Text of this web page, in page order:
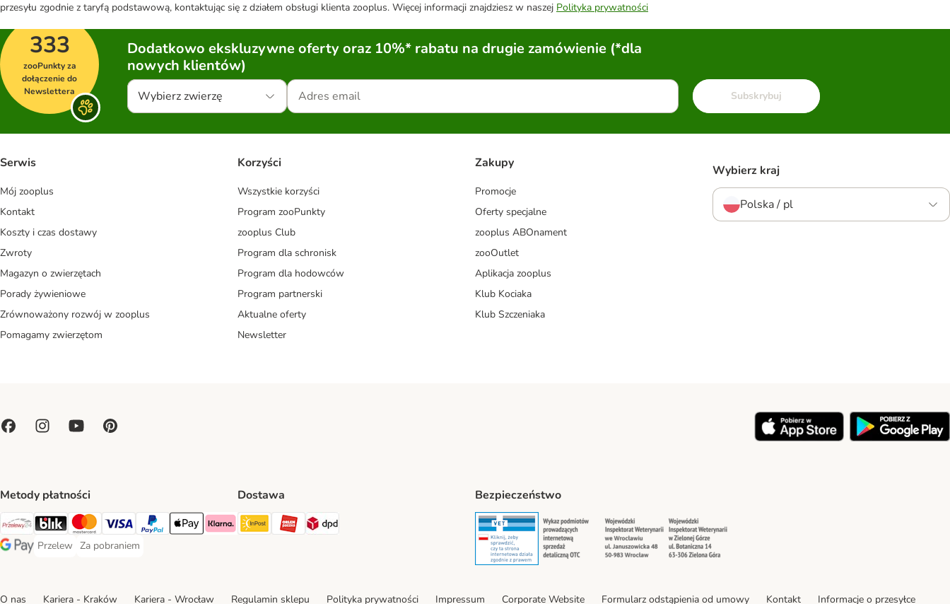
przesyłu zgodnie z taryfą podstawową, kontaktując się z działem obsługi klienta zooplus. Więcej informacji znajdziesz w naszej Polityka prywatności
333
zooPunkty za
dołączenie do
Newslettera
Dodatkowo ekskluzywne oferty oraz 10%* rabatu na drugie zamówienie (*dla
nowych klientów)
Wybierz zwierzę Subskrybuj
Serwis
Mój zooplus
Kontakt
Koszty i czas dostawy
Zwroty
Magazyn o zwierzętach
Porady żywieniowe
Zrównoważony rozwój w zooplus
Pomagamy zwierzętom
Korzyści
Wszystkie korzyści
Program zooPunkty
zooplus Club
Program dla schronisk
Program dla hodowców
Program partnerski
Aktualne oferty
Newsletter
Zakupy
Promocje
Oferty specjalne
zooplus ABOnament
zooOutlet
Aplikacja zooplus
Klub Kociaka
Klub Szczeniaka
Wybierz kraj
Polska / pl
Metody płatności
Przelewy24 Payment Method
Blik Payment Method
MasterCard Payment Method
Visa Payment Method
PayPal Payment Method
Apple Pay Payment Method
Klarna Payment Method
Google Pay Payment Method
Przelew
Przelew Payment Method
Za pobraniem
Za pobraniem Payment Method
Dostawa
Paczkomat® Shipping Method
ORLEN Paczka Shipping Method
Bezpieczeństwo
Security Security Security
O nas Kariera - Kraków Kariera - Wrocław Regulamin sklepu Polityka prywatności Impressum Corporate Website Formularz odstąpienia od umowy Kontakt Informacje o przesyłce